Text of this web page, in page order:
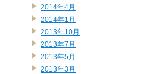
2014年4月
2014年1月
2013年10月
2013年7月
2013年5月
2013年3月